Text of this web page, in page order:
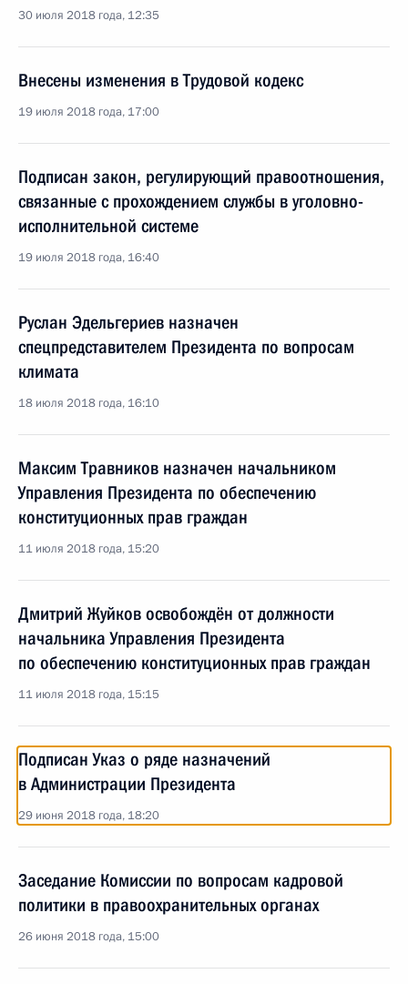
30 июля 2018 года, 12:35
Внесены изменения в Трудовой кодекс
19 июля 2018 года, 17:00
Подписан закон, регулирующий правоотношения,
связанные с прохождением службы в уголовно-
исполнительной системе
19 июля 2018 года, 16:40
Руслан Эдельгериев назначен
спецпредставителем Президента по вопросам
климата
18 июля 2018 года, 16:10
Максим Травников назначен начальником
Управления Президента по обеспечению
конституционных прав граждан
11 июля 2018 года, 15:20
Дмитрий Жуйков освобождён от должности
начальника Управления Президента
по обеспечению конституционных прав граждан
11 июля 2018 года, 15:15
Подписан Указ о ряде назначений
в Администрации Президента
29 июня 2018 года, 18:20
Заседание Комиссии по вопросам кадровой
политики в правоохранительных органах
26 июня 2018 года, 15:00